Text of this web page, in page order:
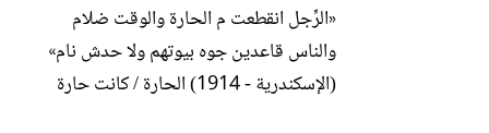
«الرِّجل انقطعت م الحارة والوقت ضلام
والناس قاعدين جوه بيوتهم ولا حدش نام»
(الإسكندرية - 1914) الحارة / كانت حارة